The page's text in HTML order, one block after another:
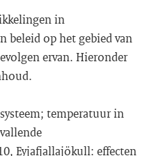
in
beleid op het gebied van
ervan. Hieronder
temperatuur in
Eyjafjallajökull: effecten